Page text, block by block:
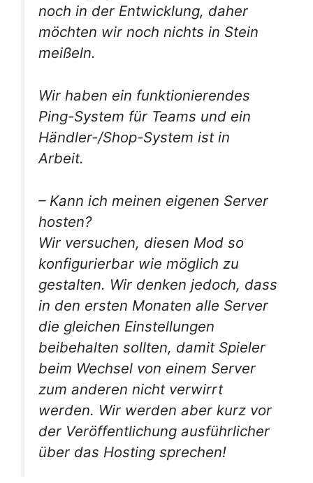
noch in der Entwicklung, daher
möchten wir noch nichts in Stein
meißeln.
Wir haben ein funktionierendes
Ping-System für Teams und ein
Händler-/Shop-System ist in
Arbeit.
– Kann ich meinen eigenen Server
hosten?
Wir versuchen, diesen Mod so
konfigurierbar wie möglich zu
gestalten. Wir denken jedoch, dass
in den ersten Monaten alle Server
die gleichen Einstellungen
beibehalten sollten, damit Spieler
beim Wechsel von einem Server
zum anderen nicht verwirrt
werden. Wir werden aber kurz vor
der Veröffentlichung ausführlicher
über das Hosting sprechen!